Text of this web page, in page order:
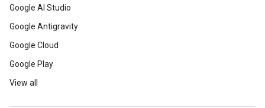
Google AI Studio
Google Antigravity
Google Cloud
Google Play
View all